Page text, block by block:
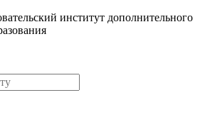
институт дополнительного